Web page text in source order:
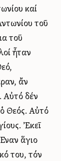
καί
τοῦ
τοῦ
ἦταν
ἄν
Αὐτό δέν
ὁ Θεός. Αὐτό
Ἐκεῖ
ἅγιο
του, τόν